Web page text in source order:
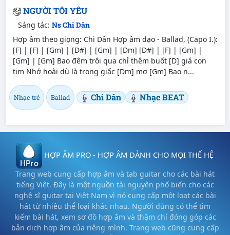
NGƯỜI TÔI YÊU
Sáng tác: Ns Chi Dân
Hợp âm theo giọng: Chi Dân Hợp âm dạo - Ballad, (Capo I.):
[F] | [F] | [Gm] | [D#] | [Gm] | [Dm] [D#] | [F] | [Gm] |
[Gm] | [Gm] Bao đêm trôi qua chỉ thêm buốt [D] giá con
tim Nhớ hoài dù là trong giấc [Dm] mơ [Gm] Bao n...
Nhạc trẻ Ballad Chi Dân Nhạc BEAT
HỢP ÂM PRO - HỢP ÂM DÀNH CHO MỌI THẾ HỆ
Trang web cung cấp hợp âm và tab guitar cho các bài hát
tiếng Việt. Đây là một nguồn tài nguyên phổ biến cho các
nghệ sĩ guitar tại Việt Nam vì nó cung cấp một loạt các bài
hát từ nhiều thể loại khác nhau. Người dùng có thể tìm
kiếm bài hát, xem sơ đồ hợp âm và thậm chí đóng góp các
bản dịch hợp âm của riêng mình. Trang web cũng cung cấp